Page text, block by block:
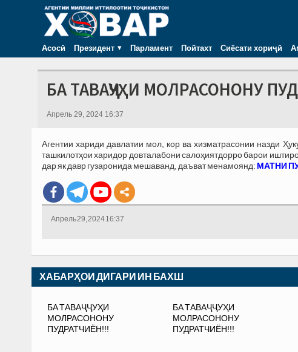
Асосӣ Президент Парламент Пойтахт Сиёсати хориҷӣ
БА ТАВАҶҶУҲИ МОЛРАСОНОНУ
Апрель 29, 2024 16:37
Агентии хариди давлатии мол, кор ва хизматрасонии назди
ташкилотҳои харидор довталабони салоҳиятдорро барои
дар як давр гузаронида мешаванд, даъват менамоянд: МАТНИ
Апрель 29, 2024 16:37
ХАБАРҲОИ ДИГАРИ ИН БАХШ
БА ТАВАҶҶУҲИ
МОЛРАСОНОНУ
ПУДРАТЧИЁН!!!
БА ТАВАҶҶУҲИ
МОЛРАСОНОНУ
ПУДРАТЧИЁН!!!